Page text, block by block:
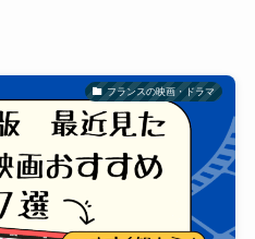
フランスの映画・ドラマ